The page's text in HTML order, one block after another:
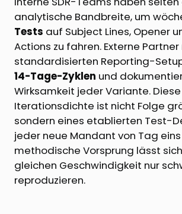
analytische Bandbreite, um
Tests auf Subject Lines, Opener
Actions zu fahren. Externe
standardisierten Reporting-
14-Tage-Zyklen und
Wirksamkeit jeder Variante. Diese
Iterationsdichte ist nicht Folge
sondern eines etablierten Test-
jeder neue Mandant von Tag
methodische Vorsprung lässt
gleichen Geschwindigkeit nur
reproduzieren.